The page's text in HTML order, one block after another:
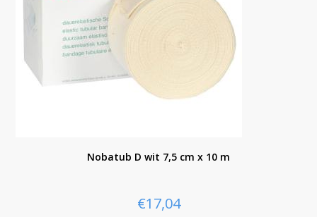
Nobatub D wit 7,5 cm x 10 m
€17,04